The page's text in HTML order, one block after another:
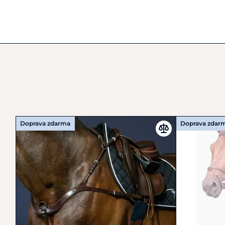
Doprava zdarma Doprava